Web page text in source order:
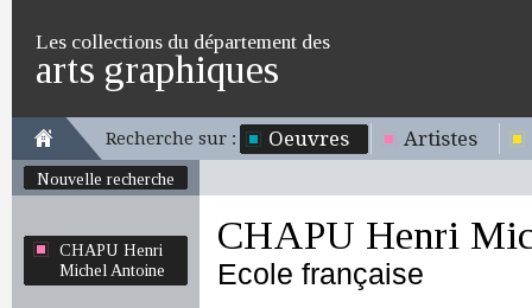
Les collections du département des
arts graphiques
Recherche sur : Oeuvres Artistes
Nouvelle recherche
CHAPU Henri
Michel Antoine
CHAPU Henri
Ecole française